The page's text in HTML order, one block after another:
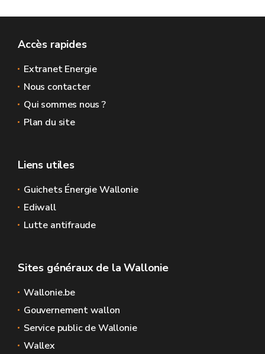
Accès rapides
Extranet Energie
Nous contacter
Qui sommes nous ?
Plan du site
Liens utiles
Guichets Énergie Wallonie
Ediwall
Lutte antifraude
Sites généraux de la Wallonie
Wallonie.be
Gouvernement wallon
Service public de Wallonie
Wallex